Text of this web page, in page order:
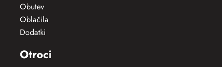
Obutev
Oblačila
Dodatki
Otroci